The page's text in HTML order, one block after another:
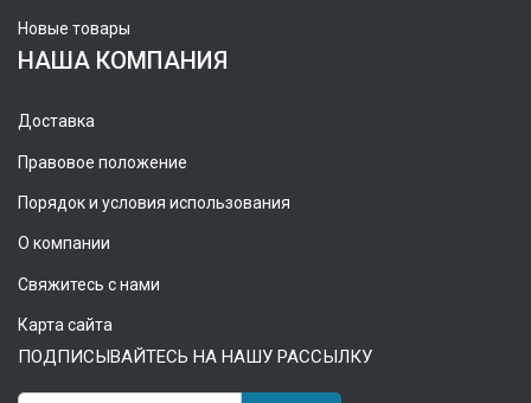
Новые товары
НАША КОМПАНИЯ
Доставка
Правовое положение
Порядок и условия использования
О компании
Свяжитесь с нами
Карта сайта
ПОДПИСЫВАЙТЕСЬ НА НАШУ РАССЫЛКУ